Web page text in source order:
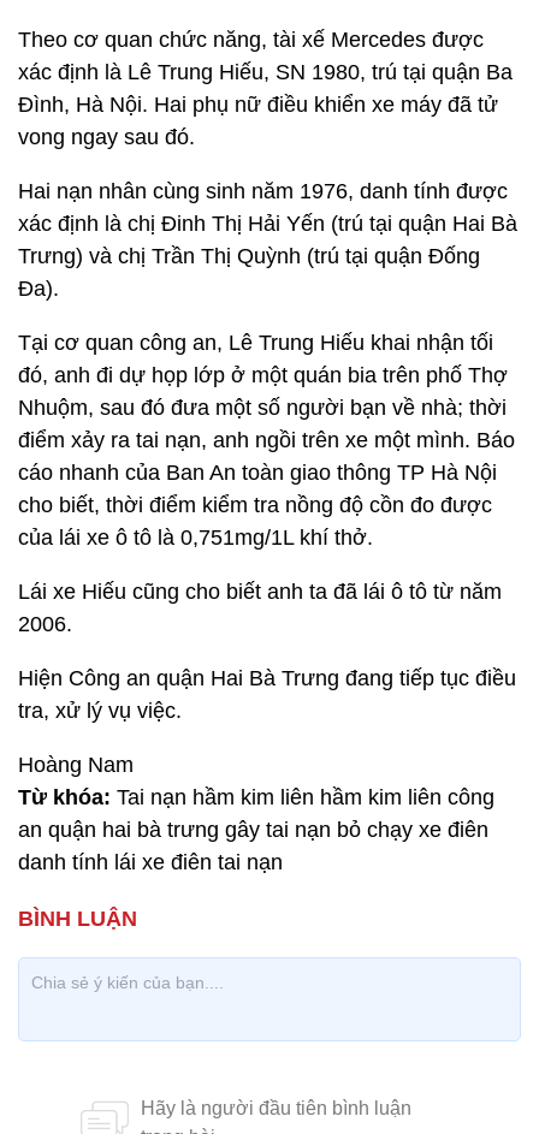
Theo cơ quan chức năng, tài xế Mercedes được
xác định là Lê Trung Hiếu, SN 1980, trú tại quận Ba
Đình, Hà Nội. Hai phụ nữ điều khiển xe máy đã tử
vong ngay sau đó.
Hai nạn nhân cùng sinh năm 1976, danh tính được
xác định là chị Đinh Thị Hải Yến (trú tại quận Hai Bà
Trưng) và chị Trần Thị Quỳnh (trú tại quận Đống
Đa).
Tại cơ quan công an, Lê Trung Hiếu khai nhận tối
đó, anh đi dự họp lớp ở một quán bia trên phố Thợ
Nhuộm, sau đó đưa một số người bạn về nhà; thời
điểm xảy ra tai nạn, anh ngồi trên xe một mình. Báo
cáo nhanh của Ban An toàn giao thông TP Hà Nội
cho biết, thời điểm kiểm tra nồng độ cồn đo được
của lái xe ô tô là 0,751mg/1L khí thở.
Lái xe Hiếu cũng cho biết anh ta đã lái ô tô từ năm
2006.
Hiện Công an quận Hai Bà Trưng đang tiếp tục điều
tra, xử lý vụ việc.
Hoàng Nam
Từ khóa: Tai nạn hầm kim liên hầm kim liên công
an quận hai bà trưng gây tai nạn bỏ chạy xe điên
danh tính lái xe điên tai nạn